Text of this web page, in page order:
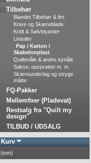
Tilbehør
Blandet Tilbehør & lim.
Knive og Skæreblade
Kridt & Sølvblyanter
Linealer
Pap / Karton /
Skabelonplast
Quiltenåle & andre synåle
Sakse, opspratter m. m.
Skæreunderlag og stryge
måtte
FQ-Pakker
Mellemfoer (Pladevat)
Restsalg fra "Quilt my
design"
TILBUD / UDSALG
Kurv
(tom)